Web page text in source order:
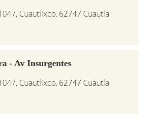
Cuautlixco, 62747 Cuautla
- Av Insurgentes
Cuautlixco, 62747 Cuautla